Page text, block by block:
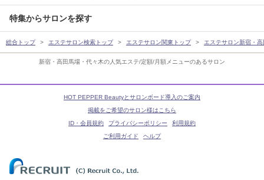
新宿・高田馬場・代々木の人気エステ/定額/月額メニューのあるサロン
特集からサロンを探す
総合トップ エステサロン検索トップ エステサロン関東トップ エステサロン新宿・
HOT PEPPER Beautyとサロンボード導入のご案内
掲載をご希望のサロン様はこちら
ID・会員規約
プライバシーポリシー
利用規約
ご利用ガイド
ヘルプ